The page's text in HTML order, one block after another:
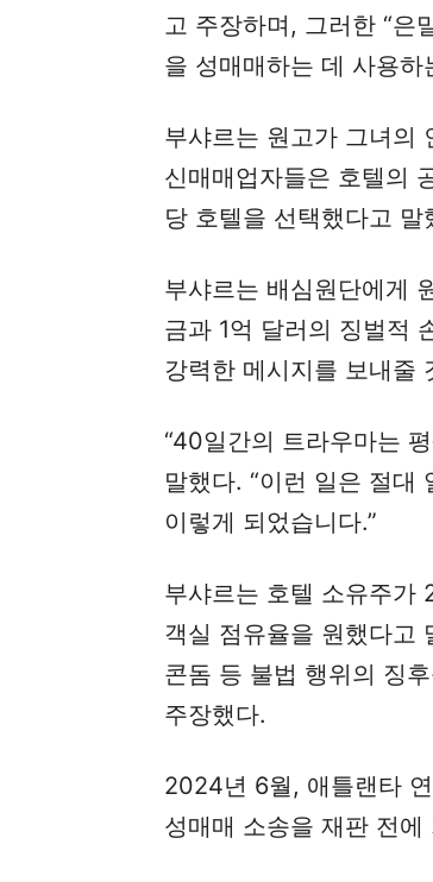
고 주장하며, 그러한 “은
을 성매매하는 데 사용하
부샤르는 원고가 그녀의
신매매업자들은 호텔의
당 호텔을 선택했다고 말
부샤르는 배심원단에게
금과 1억 달러의 징벌적
강력한 메시지를 보내줄
“40일간의 트라우마는
말했다. “이런 일은 절대
이렇게 되었습니다.”
부샤르는 호텔 소유주가
객실 점유율을 원했다고
콘돔 등 불법 행위의 징
주장했다.
2024년 6월, 애틀랜타
성매매 소송을 재판 전